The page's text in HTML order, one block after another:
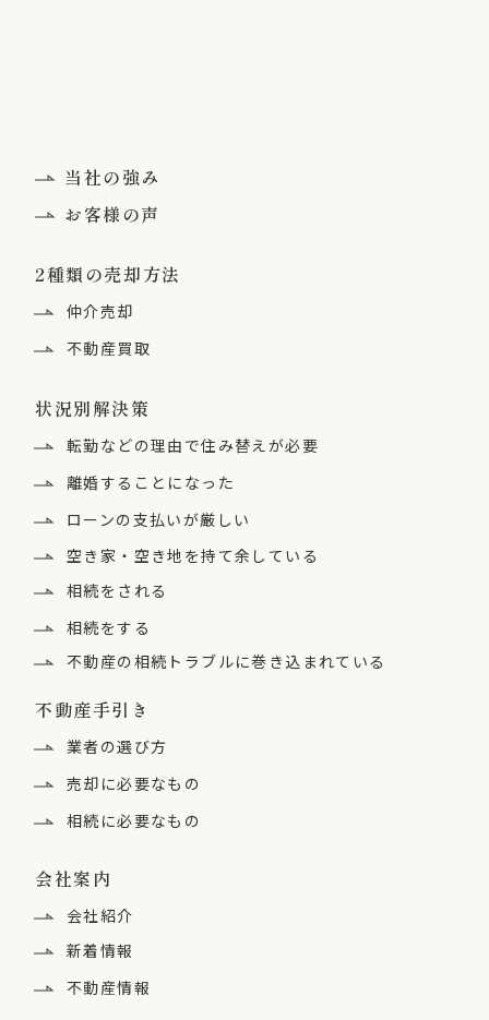
当社の強み
お客様の声
2種類の売却方法
仲介売却
不動産買取
状況別解決策
転勤などの理由で住み替えが必要
離婚することになった
ローンの支払いが厳しい
空き家・空き地を持て余している
相続をされる
相続をする
不動産の相続トラブルに巻き込まれている
不動産手引き
業者の選び方
売却に必要なもの
相続に必要なもの
会社案内
会社紹介
新着情報
不動産情報